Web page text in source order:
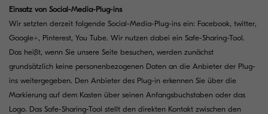
Einsatz von Social-Media-Plug-ins
Wir setzten derzeit folgende Social-Media-Plug-ins ein: Facebook, twitter,
Google+, Pinterest, You Tube. Wir nutzen dabei ein Safe-Sharing-Tool.
Das heißt, wenn Sie unsere Seite besuchen, werden zunächst
grundsätzlich keine personenbezogenen Daten an die Anbieter der Plug-
ins weitergegeben. Den Anbieter des Plug-in erkennen Sie über die
Markierung auf dem Kasten über seinen Anfangsbuchstaben oder das
Logo. Das Safe-Sharing-Tool stellt den direkten Kontakt zwischen den